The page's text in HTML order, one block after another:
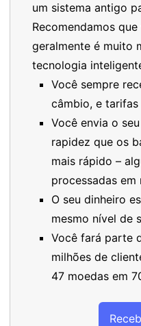
um sistema antigo
Recomendamos
geralmente é muito
tecnologia
Você sempre
câmbio, e
Você envia o
rapidez que os
mais rápido –
processadas em
O seu dinheiro
mesmo nível de
Você fará parte
milhões de
47 moedas em